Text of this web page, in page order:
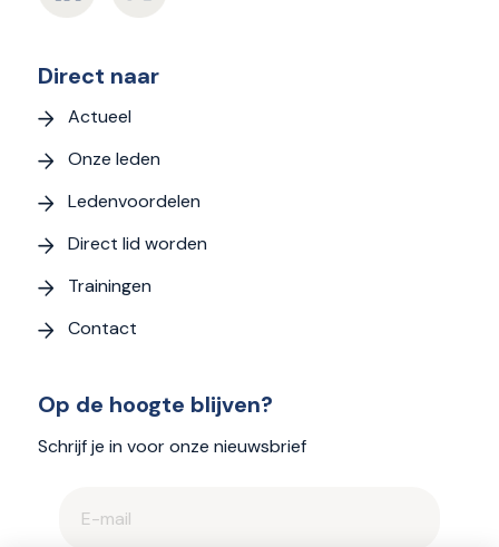
Direct naar
Actueel
Onze leden
Ledenvoordelen
Direct lid worden
Trainingen
Contact
Op de hoogte blijven?
Schrijf je in voor onze nieuwsbrief